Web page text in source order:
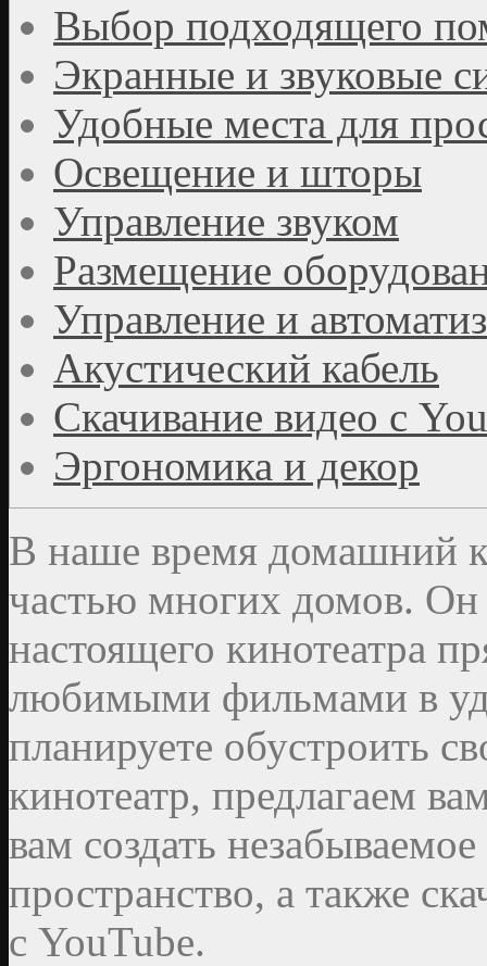
Выбор подходящего
Экранные и звуковые
Удобные места для
Освещение и шторы
Управление звуком
Размещение
Управление и
Акустический кабель
Скачивание видео с
Эргономика и декор
В наше время домашний
частью многих домов. Он
настоящего кинотеатра
любимыми фильмами в
планируете обустроить
кинотеатр, предлагаем
вам создать
пространство, а также
с YouTube.